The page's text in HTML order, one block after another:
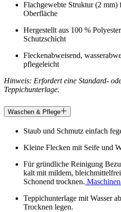
Flachgewebte Struktur (2
Oberfläche
Hergestellt aus 100 %
Schutzschicht
Fleckenabweisend,
pflegeleicht
Hinweis: Erfordert eine Standard-
Teppichunterlage.
Waschen & Pflege
Staub und Schmutz einfach
Kleine Flecken mit Seife und
Für gründliche Reinigung
kalt mit mildem,
Schonend trocknen.
Teppichunterlage mit Wasser
Trocknen legen.